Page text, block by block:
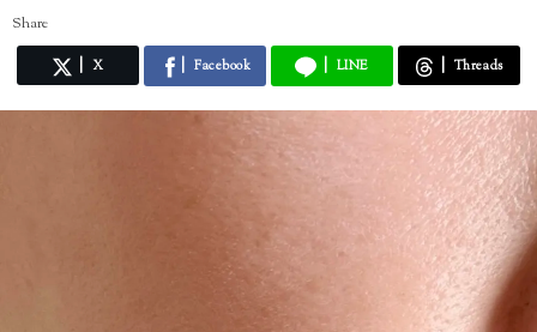
Share
X Facebook LINE Threads